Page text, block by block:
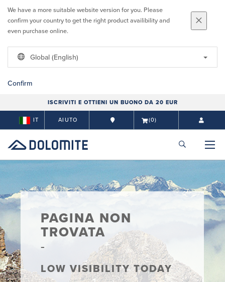
We have a more suitable website version for you. Please
confirm your country to get the right product availibility and
even purchase online.
Global (English)
Confirm
ISCRIVITI E OTTIENI UN BUONO DA 20 EUR
IT AIUTO (0)
PAGINA NON
TROVATA
LOW VISIBILITY TODAY